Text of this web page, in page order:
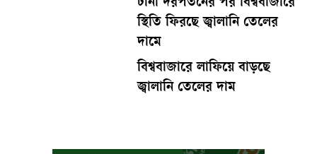
টানা দরপতনের পর বিশ্ববাজারে
স্থিতি ফিরছে জ্বালানি তেলের
দামে
বিশ্ববাজারে লাফিয়ে বাড়ছে
জ্বালানি তেলের দাম